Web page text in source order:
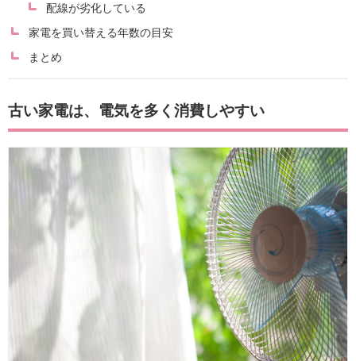
配線が劣化している
家電を買い替える年数の目安
まとめ
古い家電は、電気を多く消費しやすい